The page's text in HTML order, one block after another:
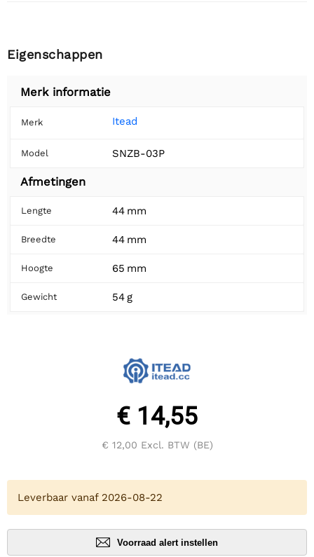
Eigenschappen
Merk informatie
Merk Itead
Model SNZB-03P
Afmetingen
Lengte 44 mm
Breedte 44 mm
Hoogte 65 mm
Gewicht 54 g
€ 14,55
€ 12,00 Excl. BTW (BE)
Leverbaar vanaf 2026-08-22
Voorraad alert instellen